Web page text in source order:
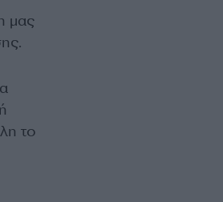
μας
το